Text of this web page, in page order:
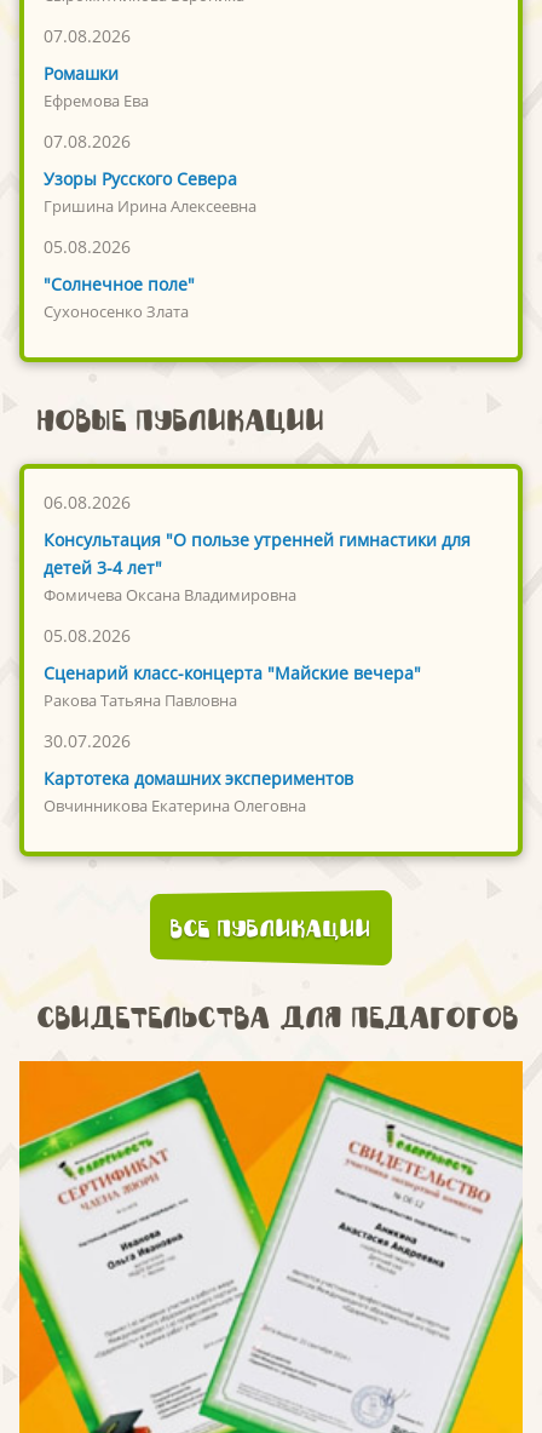
07.08.2026
Ромашки
Ефремова Ева
07.08.2026
Узоры Русского Севера
Гришина Ирина Алексеевна
05.08.2026
"Солнечное поле"
Сухоносенко Злата
Новые публикации
06.08.2026
Консультация "О пользе утренней гимнастики для
детей 3-4 лет"
Фомичева Оксана Владимировна
05.08.2026
Сценарий класс-концерта "Майские вечера"
Ракова Татьяна Павловна
30.07.2026
Картотека домашних экспериментов
Овчинникова Екатерина Олеговна
Все публикации
Свидетельства для педагогов